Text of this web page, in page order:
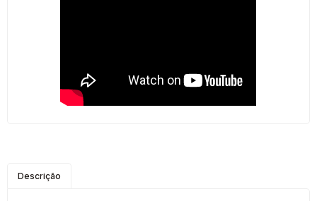
Descrição